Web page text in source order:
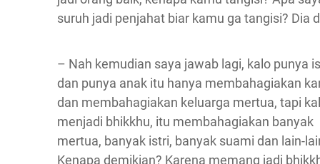
suruh jadi penjahat biar kamu ga tangisi? Dia
– Nah kemudian saya jawab lagi, kalo punya
dan punya anak itu hanya membahagiakan
dan membahagiakan keluarga mertua, tapi
menjadi bhikkhu, itu membahagiakan banyak
mertua, banyak istri, banyak suami dan lain-
Kenapa demikian? Karena memang jadi